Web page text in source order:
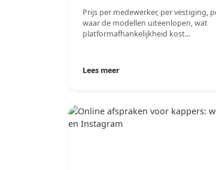
Prijs per medewerker, per vestiging,
waar de modellen uiteenlopen, wat
platformafhankelijkheid kost...
Lees meer